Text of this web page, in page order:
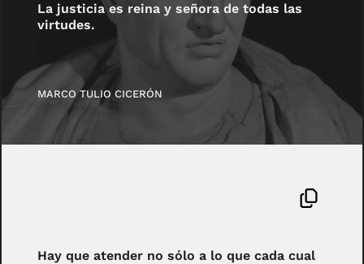
La justicia es reina y señora de todas las
virtudes.
MARCO TULIO CICERÓN
Hay que atender no sólo a lo que cada cual